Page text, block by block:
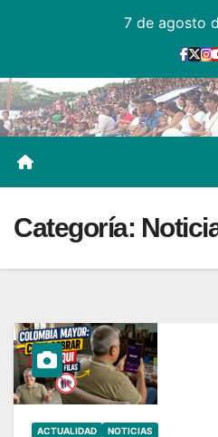
7 de agosto
Categoría:
ACTUALIDAD NOTICIAS